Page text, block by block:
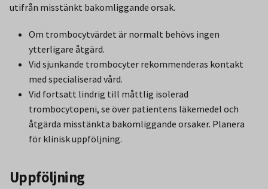
utifrån misstänkt bakomliggande orsak.
Om trombocytvärdet är normalt behövs ingen
ytterligare åtgärd.
Vid sjunkande trombocyter rekommenderas kontakt
med specialiserad vård.
Vid fortsatt lindrig till måttlig isolerad
trombocytopeni, se över patientens läkemedel och
åtgärda misstänkta bakomliggande orsaker. Planera
för klinisk uppföljning.
Uppföljning